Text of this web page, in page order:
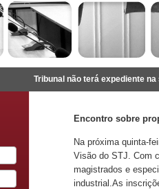
Tribunal não terá expediente na
Encontro sobre
Na próxima quinta-
Visão do STJ. Com
magistrados e
industrial.As